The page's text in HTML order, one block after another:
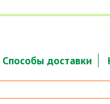
Способы доставки